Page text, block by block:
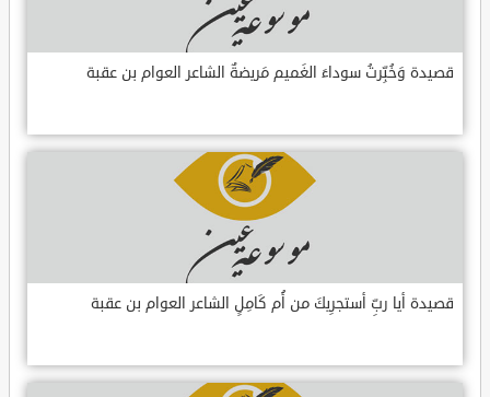
قصيدة وَخُبِّرتُ سوداءَ الغَميم مَريضةٌ الشاعر العوام بن عقبة
قصيدة أيا ربِّ أستجرِيكَ من أُم كَامِلٍ الشاعر العوام بن عقبة